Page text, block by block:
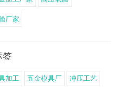
厂家
签
加工 五金模具厂 冲压工艺